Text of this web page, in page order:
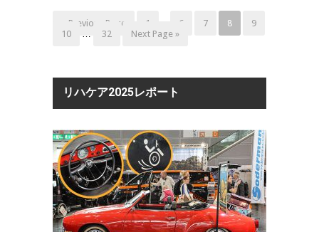
« Previous Page 1 6 7 8
9
10
… 32 Next Page »
リハケア2025レポート